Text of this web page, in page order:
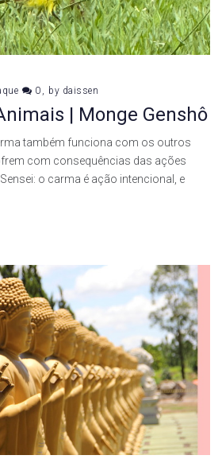
0 by daissen
| Monge Genshô
também funciona com os outros
com consequências das ações
o carma é ação intencional, e